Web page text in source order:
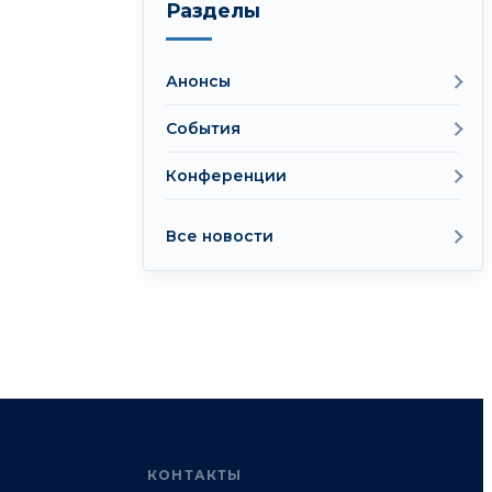
Разделы
Анонсы
События
Конференции
Все новости
КОНТАКТЫ